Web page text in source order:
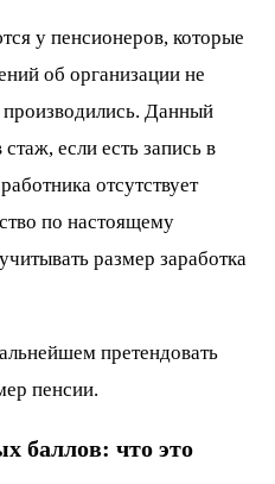
у пенсионеров, которые
об организации не
производились. Данный
если есть запись в
отсутствует
по настоящему
размер заработка
претендовать
пенсии.
баллов: что это